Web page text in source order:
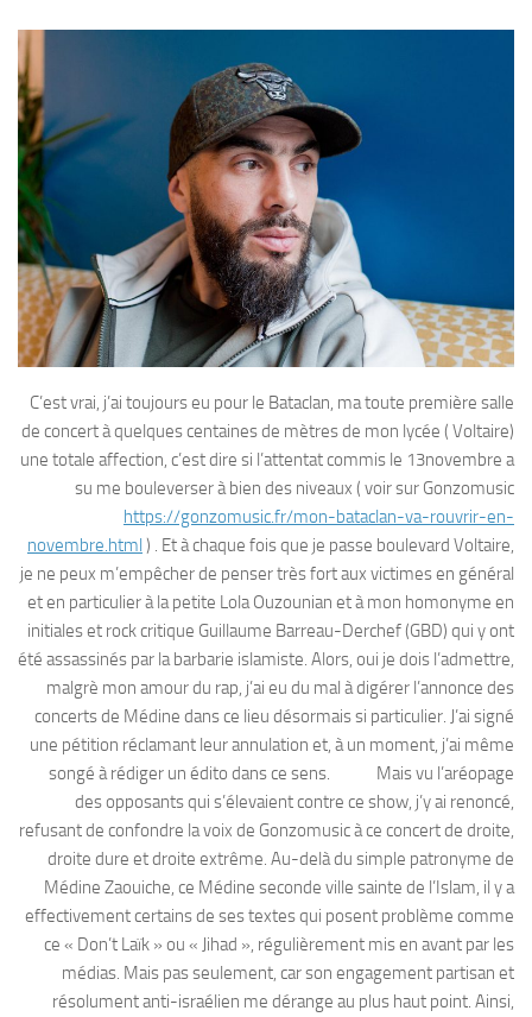
C’est vrai, j’ai toujours eu pour le Bataclan, ma toute première salle
de concert à quelques centaines de mètres de mon lycée ( Voltaire)
une totale affection, c’est dire si l’attentat commis le 13novembre a
su me bouleverser à bien des niveaux ( voir sur Gonzomusic
https://gonzomusic.fr/mon-bataclan-va-rouvrir-en-
novembre.html ) . Et à chaque fois que je passe boulevard Voltaire,
je ne peux m’empêcher de penser très fort aux victimes en général
et en particulier à la petite Lola Ouzounian et à mon homonyme en
initiales et rock critique Guillaume Barreau-Derchef (GBD) qui y ont
été assassinés par la barbarie islamiste. Alors, oui je dois l’admettre,
malgrè mon amour du rap, j’ai eu du mal à digérer l’annonce des
concerts de Médine dans ce lieu désormais si particulier. J’ai signé
une pétition réclamant leur annulation et, à un moment, j’ai même
songé à rédiger un édito dans ce sens. Mais vu l’aréopage
des opposants qui s’élevaient contre ce show, j’y ai renoncé,
refusant de confondre la voix de Gonzomusic à ce concert de droite,
droite dure et droite extrême. Au-delà du simple patronyme de
Médine Zaouiche, ce Médine seconde ville sainte de l’Islam, il y a
effectivement certains de ses textes qui posent problème comme
ce « Don’t Laïk » ou « Jihad », régulièrement mis en avant par les
médias. Mais pas seulement, car son engagement partisan et
résolument anti-israélien me dérange au plus haut point. Ainsi,